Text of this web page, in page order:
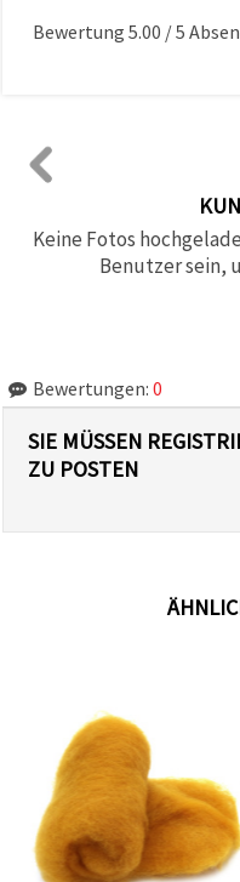
Bewertung 5.00 /5
Keine Fotos
Benutzer sein,
Bewertungen: 0
SIE MÜSSEN
ZU POSTEN